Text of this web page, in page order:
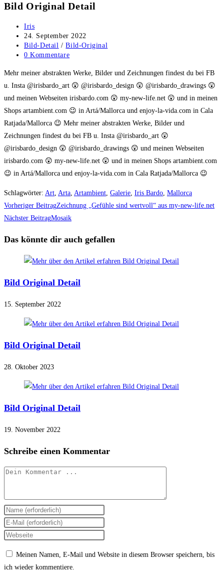
Bild Original Detail
Beitrags-
Autor:
Iris
Beitrag
veröffentlicht:
24. September 2022
Beitrags-
Kategorie:
Bild-Detail / Bild-Original
Beitrags-
0 Kommentare
Mehr meiner abstrakten Werke, Bilder und Zeichnungen findest du bei FB
u. Insta @irisbardo_art 😲 @irisbardo_design 😲 @irisbardo_drawings 😲
und meinen Webseiten irisbardo.com 😲 my-new-life.net 😲 und in meinen
Shops artambient.com 😉 in Artá/Mallorca und enjoy-la-vida.com in Cala
Ratjada/Mallorca 😉 Mehr meiner abstrakten Werke, Bilder und
Zeichnungen findest du bei FB u. Insta @irisbardo_art 😲
@irisbardo_design 😲 @irisbardo_drawings 😲 und meinen Webseiten
irisbardo.com 😲 my-new-life.net 😲 und in meinen Shops artambient.com
😉 in Artá/Mallorca und enjoy-la-vida.com in Cala Ratjada/Mallorca 😉
Schlagwörter: Art, Arta, Artambient, Galerie, Iris Bardo, Mallorca
Weitere
Artikel
ansehen
Vorheriger BeitragZeichnung „Gefühle sind wertvoll“ aus my-new-life.net
Nächster BeitragMosaik
Das könnte dir auch gefallen
Bild Original Detail
15. September 2022
Bild Original Detail
28. Oktober 2023
Bild Original Detail
19. November 2022
Schreibe einen Kommentar
Kommentieren
Gib
deinen
Namen
Gib
deine
Gib
Meinen Namen, E-Mail und Website in diesem Browser speichern, bis
ich wieder kommentiere.